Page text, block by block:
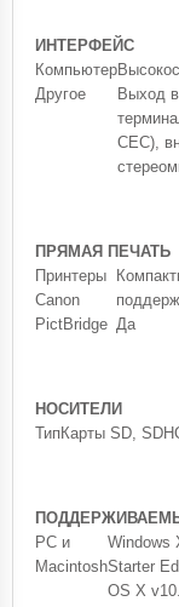
ИНТЕРФЕЙС
Компьютер
Другое
Выход
CEC),
ПРЯМАЯ ПЕЧАТЬ
Принтеры
Canon
PictBridge Да
НОСИТЕЛИ
Тип Карты SD,
PC и
Macintosh
Windows
Starter
OS X